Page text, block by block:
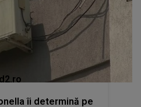
condiționat în plină